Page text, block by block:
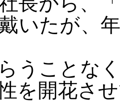
いたが、
うことな
を開花さ